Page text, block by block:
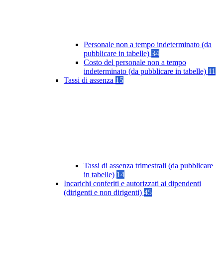
Personale non a tempo indeterminato (da
pubblicare in tabelle) 34
Costo del personale non a tempo
indeterminato (da pubblicare in tabelle) 11
Tassi di assenza 15
Tassi di assenza trimestrali (da pubblicare
in tabelle) 14
Incarichi conferiti e autorizzati ai dipendenti
(dirigenti e non dirigenti) 45